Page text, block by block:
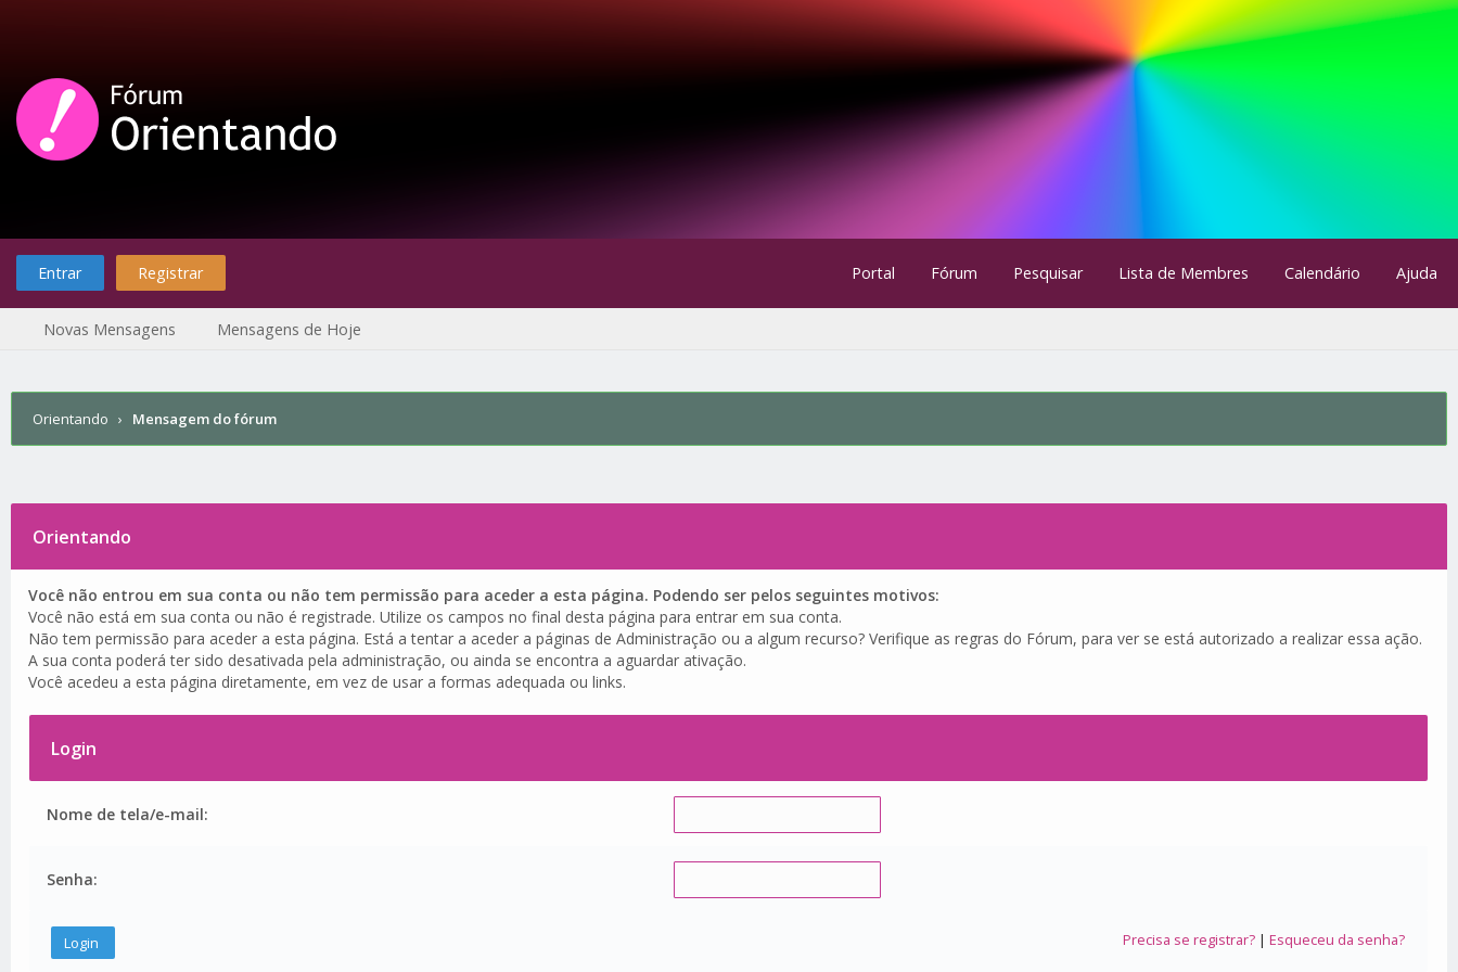
Entrar Registrar Portal Fórum Pesquisar Lista de Membres Calendário Ajuda
Novas Mensagens Mensagens de Hoje
Orientando › Mensagem do fórum
Orientando
Você não entrou em sua conta ou não tem permissão para aceder a esta página. Podendo ser pelos seguintes motivos:
Você não está em sua conta ou não é registrade. Utilize os campos no final desta página para entrar em sua conta.
Não tem permissão para aceder a esta página. Está a tentar a aceder a páginas de Administração ou a algum recurso? Verifique as regras do Fórum, para ver se está autorizado a realizar essa ação.
A sua conta poderá ter sido desativada pela administração, ou ainda se encontra a aguardar ativação.
Você acedeu a esta página diretamente, em vez de usar a formas adequada ou links.
Login
Nome de tela/e-mail:
Senha:
Precisa se registrar?| Esqueceu da senha?